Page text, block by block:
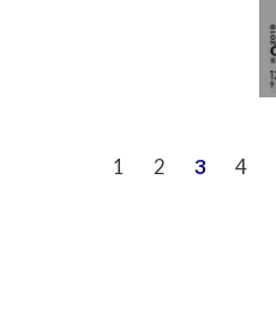
1 2 3 4